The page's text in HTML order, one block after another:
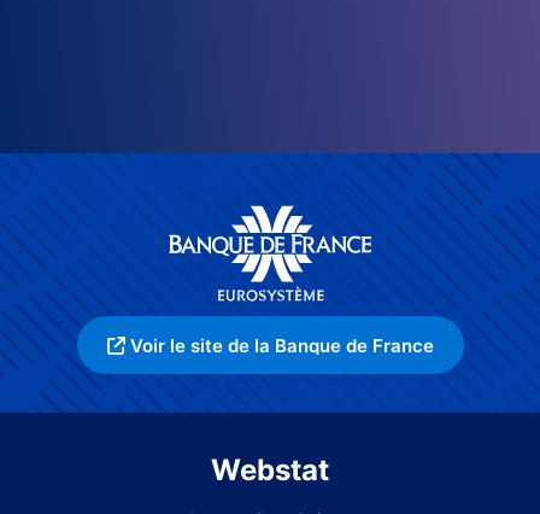
Voir le site de la Banque de France
Webstat